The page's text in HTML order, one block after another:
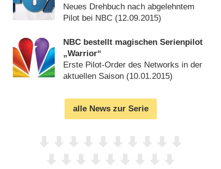
Neues Drehbuch nach abgelehntem
Pilot bei NBC (12.09.2015)
NBC bestellt magischen Serienpilot
„Warrior“
Erste Pilot-Order des Networks in der
aktuellen Saison (10.01.2015)
alle News zur Serie